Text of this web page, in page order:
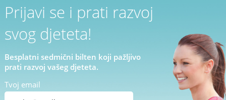
Prijavi se i prati razvoj
svog djeteta!
Besplatni sedmični bilten koji pažljivo
prati razvoj vašeg djeteta.
Tvoj email